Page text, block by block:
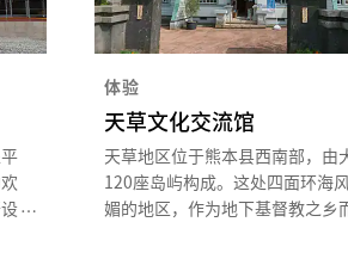
体验
天草文化交流馆
天草地区位于熊本县西南部，由
120座岛屿构成。这处四面环海
媚的地区，作为地下基督教之乡